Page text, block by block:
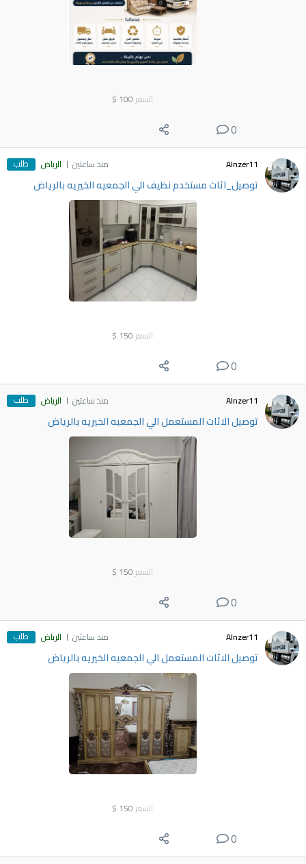
السعر 100
$
0
Alnzer11 منذ ساعتين الرياض طلب
توصيل_اثاث مستخدم نظيف الي الجمعيه الخيريه بالرياض
السعر 150
$
0
Alnzer11 منذ ساعتين الرياض طلب
توصيل الاثات المستعمل الي الجمعيه الخيريه بالرياض
السعر 150
$
0
Alnzer11 منذ ساعتين الرياض طلب
توصيل الاثات المستعمل الي الجمعيه الخيريه بالرياض
السعر 150
$
0